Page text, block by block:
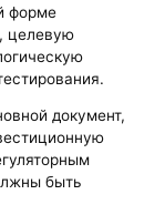
форме
целевую
документ,
быть